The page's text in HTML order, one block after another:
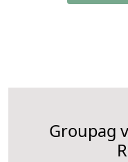
Groupag